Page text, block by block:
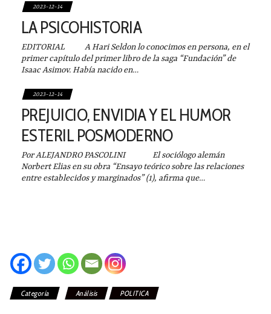
2023-12-14
LA PSICOHISTORIA
EDITORIAL A Hari Seldon lo conocimos en persona, en el
primer capítulo del primer libro de la saga “Fundación” de
Isaac Asimov. Había nacido en…
2023-12-14
PREJUICIO, ENVIDIA Y EL HUMOR
ESTERIL POSMODERNO
Por ALEJANDRO PASCOLINI El sociólogo alemán
Norbert Elias en su obra “Ensayo teórico sobre las relaciones
entre establecidos y marginados” (1), afirma que…
Categoría Análisis POLITICA